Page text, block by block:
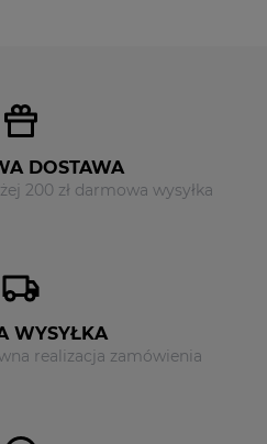
DOSTAWA
200 zł darmowa wysyłka
WYSYŁKA
realizacja zamówienia